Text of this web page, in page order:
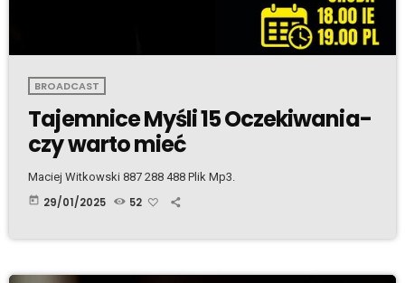
BROADCAST
Tajemnice Myśli 15 Oczekiwania-
czy warto mieć
Maciej Witkowski 887 288 488 Plik Mp3.
today 29/01/2025 52